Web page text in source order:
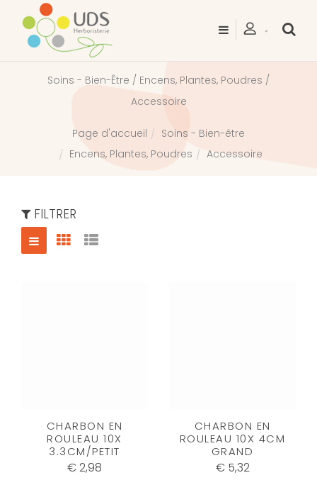
Soins - Bien-Être / Encens, Plantes, Poudres /
Accessoire
Page d'accueil
Soins - Bien-être
Encens, Plantes, Poudres
Accessoire
FILTRER
CHARBON EN
ROULEAU 10X
3.3CM/PETIT
€ 2,98
CHARBON EN
ROULEAU 10X 4CM
GRAND
€ 5,32